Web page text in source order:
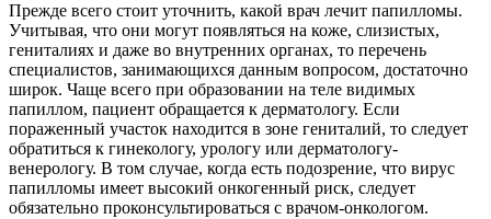
Прежде всего стоит уточнить, какой врач лечит папилломы.
Учитывая, что они могут появляться на коже, слизистых,
гениталиях и даже во внутренних органах, то перечень
специалистов, занимающихся данным вопросом, достаточно
широк. Чаще всего при образовании на теле видимых
папиллом, пациент обращается к дерматологу. Если
пораженный участок находится в зоне гениталий, то следует
обратиться к гинекологу, урологу или дерматологу-
венерологу. В том случае, когда есть подозрение, что вирус
папилломы имеет высокий онкогенный риск, следует
обязательно проконсультироваться с врачом-онкологом.